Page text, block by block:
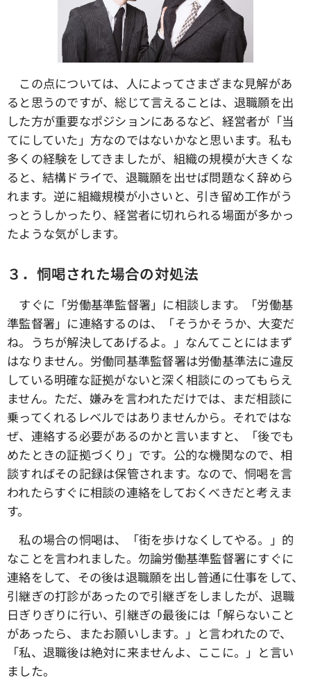
この点については、人によってさまざまな見解があ
ると思うのですが、総じて言えることは、退職願を出
した方が重要なポジションにあるなど、経営者が「当
てにしていた」方なのではないかなと思います。私も
多くの経験をしてきましたが、組織の規模が大きくな
ると、結構ドライで、退職願を出せば問題なく辞めら
れます。逆に組織規模が小さいと、引き留め工作がう
っとうしかったり、経営者に切れられる場面が多かっ
たような気がします。
３．恫喝された場合の対処法
すぐに「労働基準監督署」に相談します。「労働基
準監督署」に連絡するのは、「そうかそうか、大変だ
ね。うちが解決してあげるよ。」なんてことにはまず
はなりません。労働同基準監督署は労働基準法に違反
している明確な証拠がないと深く相談にのってもらえ
ません。ただ、嫌みを言われただけでは、まだ相談に
乗ってくれるレベルではありませんから。それではな
ぜ、連絡する必要があるのかと言いますと、「後でも
めたときの証拠づくり」です。公的な機関なので、相
談すればその記録は保管されます。なので、恫喝を言
われたらすぐに相談の連絡をしておくべきだと考えま
す。
私の場合の恫喝は、「街を歩けなくしてやる。」的
なことを言われました。勿論労働基準監督署にすぐに
連絡をして、その後は退職願を出し普通に仕事をして、
引継ぎの打診があったので引継ぎをしましたが、退職
日ぎりぎりに行い、引継ぎの最後には「解らないこと
があったら、またお願いします。」と言われたので、
「私、退職後は絶対に来ませんよ、ここに。」と言い
ました。